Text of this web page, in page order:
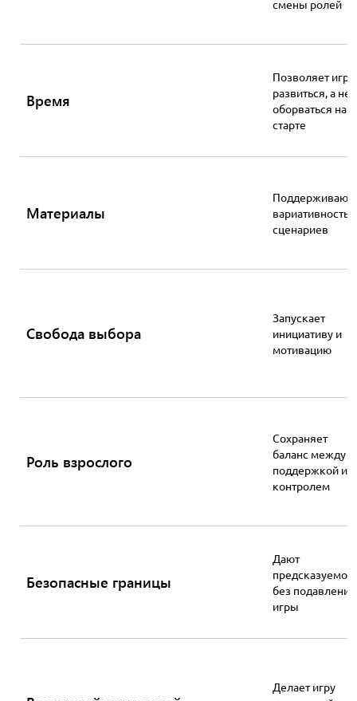
смены ролей
Время
Позволяет игре
развиться, а не
оборваться на
старте
Материалы
Поддерживают
вариативность
сценариев
Свобода выбора
Запускает
инициативу и
мотивацию
Роль взрослого
Сохраняет
баланс между
поддержкой и
контролем
Безопасные границы
Дают
без подавления
игры
Делает игру